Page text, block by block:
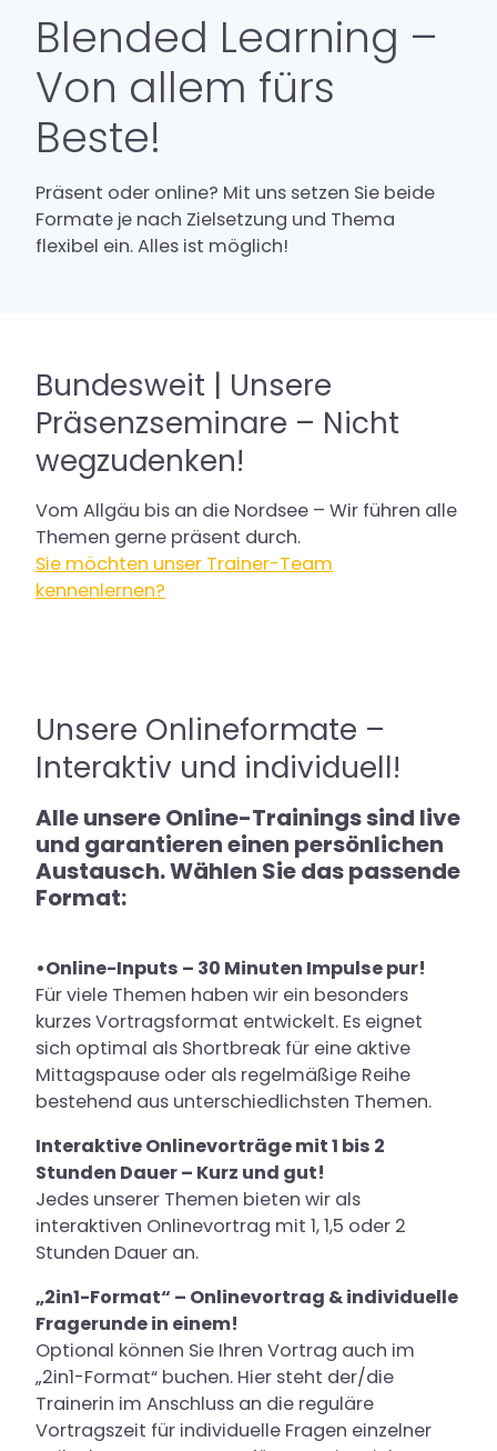
Blended Learning –
Von allem fürs
Beste!
Präsent oder online? Mit uns setzen Sie beide
Formate je nach Zielsetzung und Thema
flexibel ein. Alles ist möglich!
Bundesweit | Unsere
Präsenzseminare – Nicht
wegzudenken!
Vom Allgäu bis an die Nordsee – Wir führen alle
Themen gerne präsent durch.
Sie möchten unser Trainer-Team
kennenlernen?
Unsere Onlineformate –
Interaktiv und individuell!
Alle unsere Online-Trainings sind live
und garantieren einen persönlichen
Austausch. Wählen Sie das passende
Format:
•Online-Inputs – 30 Minuten Impulse pur!
Für viele Themen haben wir ein besonders
kurzes Vortragsformat entwickelt. Es eignet
sich optimal als Shortbreak für eine aktive
Mittagspause oder als regelmäßige Reihe
bestehend aus unterschiedlichsten Themen.
Interaktive Onlinevorträge mit 1 bis 2
Stunden Dauer – Kurz und gut!
Jedes unserer Themen bieten wir als
interaktiven Onlinevortrag mit 1, 1,5 oder 2
Stunden Dauer an.
„2in1-Format“ – Onlinevortrag & individuelle
Fragerunde in einem!
Optional können Sie Ihren Vortrag auch im
„2in1-Format“ buchen. Hier steht der/die
Trainerin im Anschluss an die reguläre
Vortragszeit für individuelle Fragen einzelner